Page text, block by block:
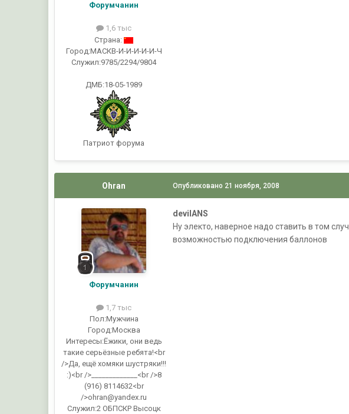
Форумчанин
1,6 тыс
Страна:
Город:МАСКВ-И-И-И-И-И-Ч
Служил:9785/2294/9804
ДМБ:18-05-1989
Патриот форума
Ohran
Форумчанин
1,7 тыс
Пол:Мужчина
Город:Москва
Интересы:Ёжики, они ведь
такие серьёзные ребята!<br
/>Да, ещё хомяки шустряки!!!
:)<br />_____________<br />8
(916) 8114632<br
/>ohran@yandex.ru
Служил:2 ОБПСКР Высоцк
Опубликовано 21 ноября, 2008
devilANS
Ну электо, наверное надо ставить в том
возможностью подключения баллонов